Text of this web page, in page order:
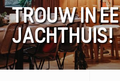
TROUW IN
JACHTHUIS!